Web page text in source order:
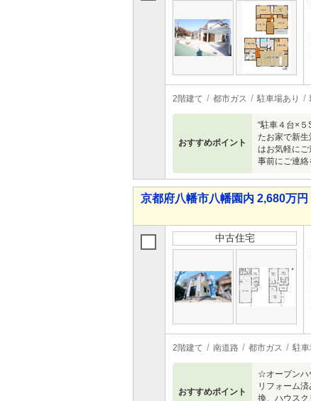
2階建て 都市ガス 駐車場あり
おすすめポイント
“駐車４台×
たお家で新
はお気軽に
事前にご連絡
京都府八幡市八幡園内 2,680万
中古住宅
2階建て 南道路 都市ガス 駐車
おすすめポイント
☆オープン
リフォーム
換、ハウス